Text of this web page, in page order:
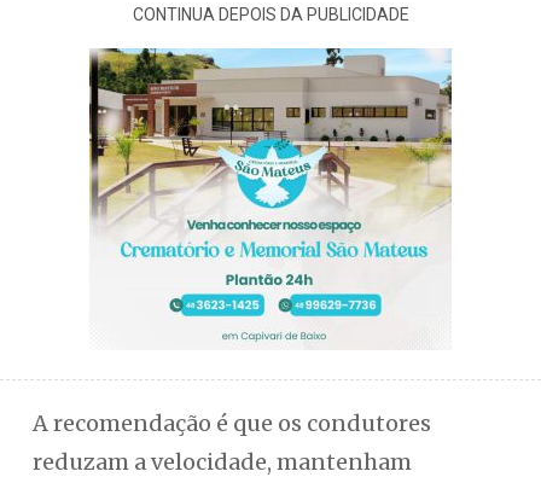
CONTINUA DEPOIS DA PUBLICIDADE
A recomendação é que os condutores
reduzam a velocidade, mantenham